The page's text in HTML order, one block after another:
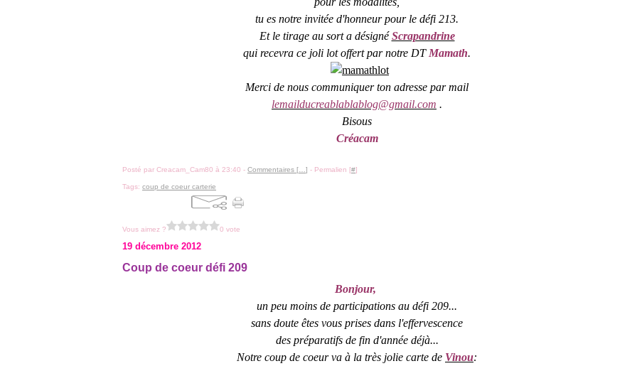
tu es notre invitée d'honneur pour le défi 213.
Et le tirage au sort a désignéScrapandrine
qui recevra ce joli lot offert par notre DT Mamath.
Merci de nous communiquer ton adresse par mail
lemailducreablablablog@gmail.com .
Bisous
Créacam
Posté par Creacam_Cam80 à 23:40 - Commentaires [ ] - Permalien [#]
Tags: coup de coeur carterie
Vous aimez ? 0 vote
19 décembre 2012
Coup de coeur défi 209
Bonjour,
un peu moins de participations au défi 209...
sans doute êtes vous prises dans l'effervescence
des préparatifs de fin d'année déjà...
Notre coup de coeur va à la très jolie carte de Vinou: